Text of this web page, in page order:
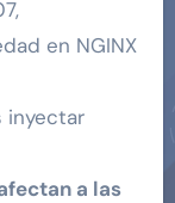
en NGINX
inyectar
a las